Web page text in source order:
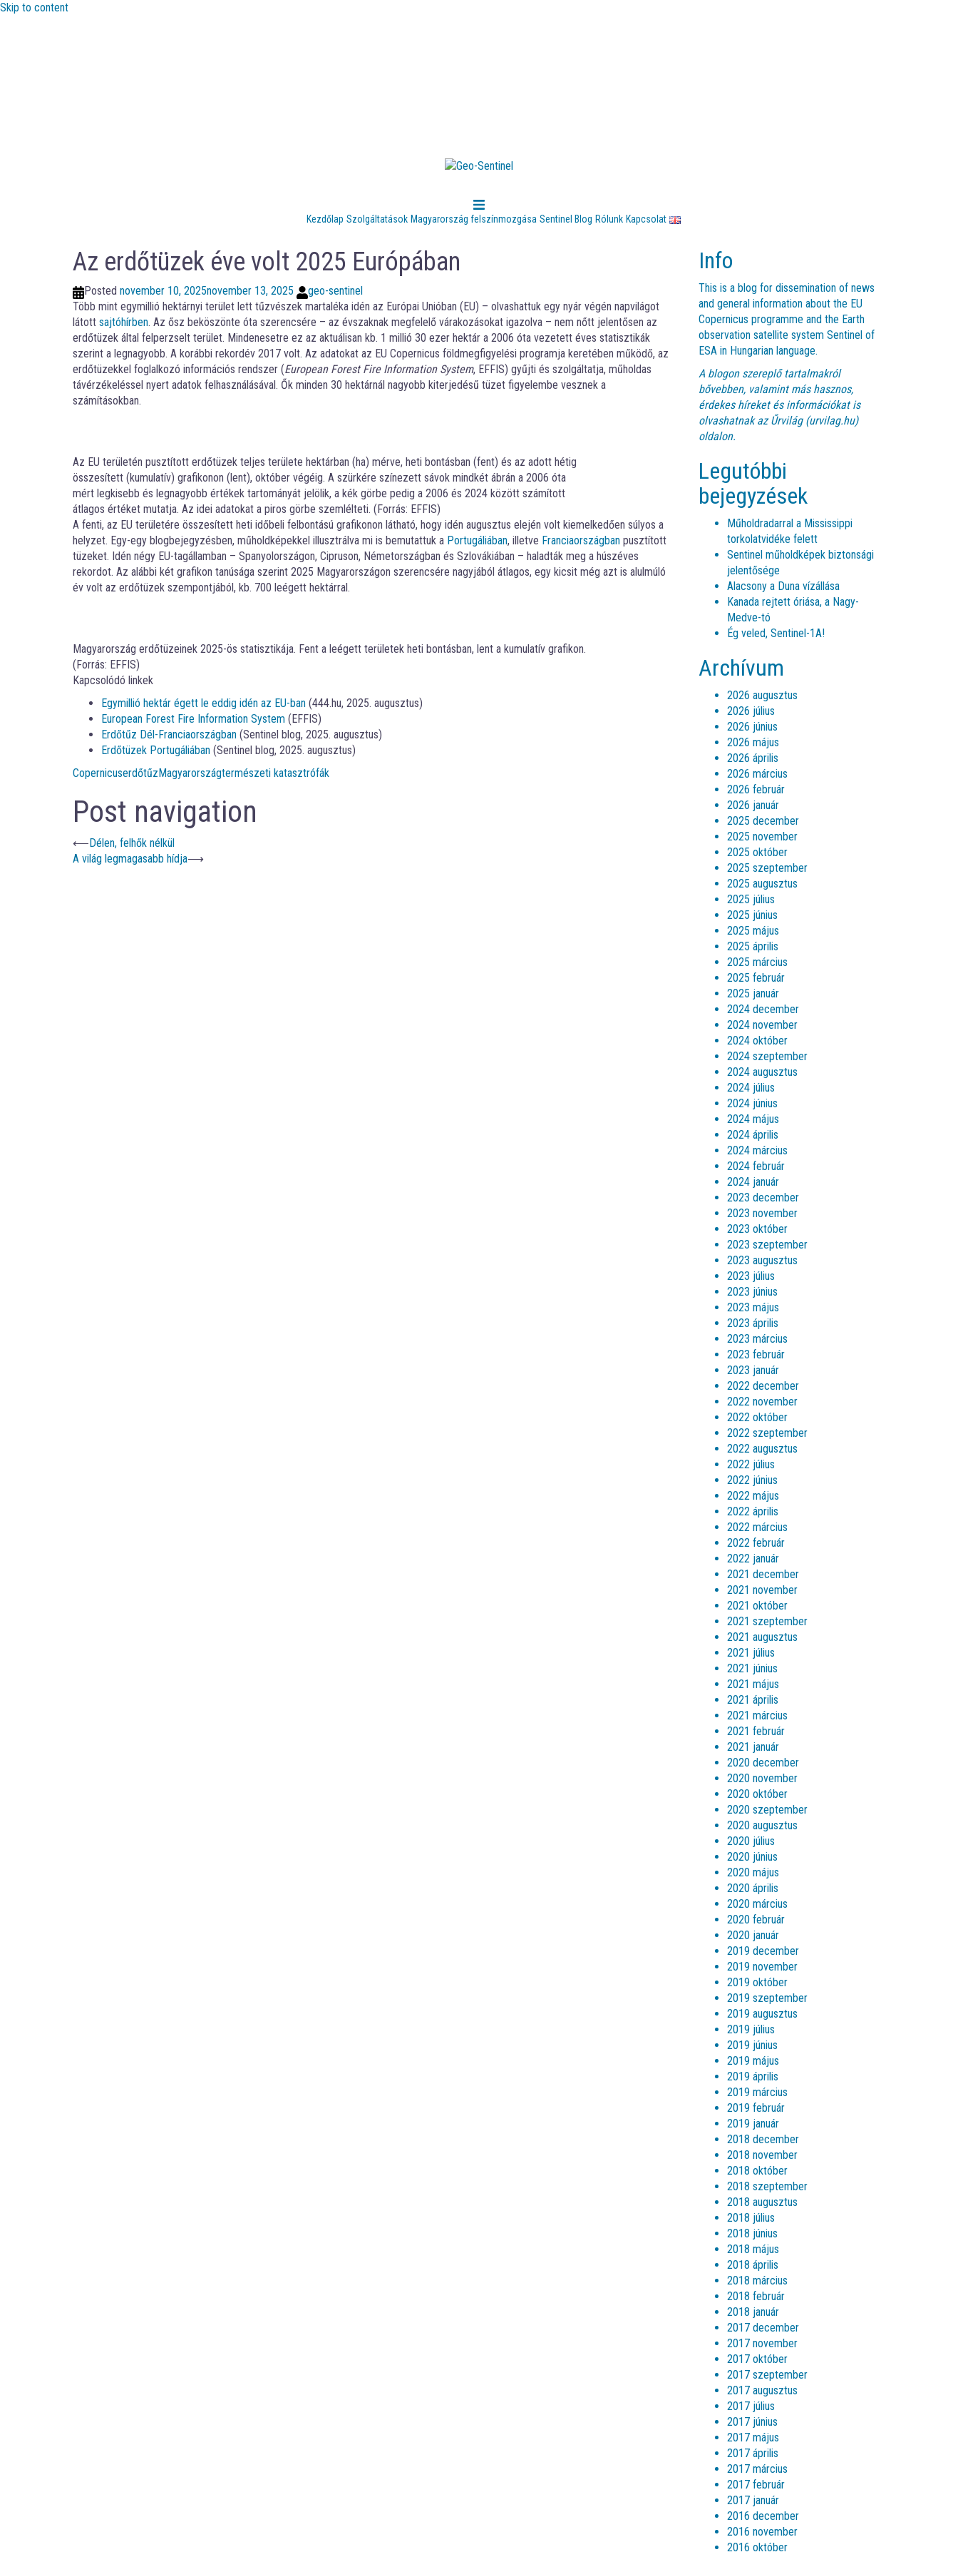
Skip to content
Kezdőlap Szolgáltatások Magyarország felszínmozgása Sentinel Blog Rólunk Kapcsolat
Az erdőtüzek éve volt 2025 Európában
Posted november 10, 2025november 13, 2025
geo-sentinel
Több mint egymillió hektárnyi terület lett tűzvészek martaléka idén az Európai Unióban (EU) – olvashattuk egy nyár végén napvilágot
látott sajtóhírben. Az ősz beköszönte óta szerencsére – az évszaknak megfelelő várakozásokat igazolva – nem nőtt jelentősen az
erdőtüzek által felperzselt terület. Mindenesetre ez az aktuálisan kb. 1 millió 30 ezer hektár a 2006 óta vezetett éves statisztikák
szerint a legnagyobb. A korábbi rekordév 2017 volt. Az adatokat az EU Copernicus földmegfigyelési programja keretében működő, az
erdőtüzekkel foglalkozó információs rendszer (European Forest Fire Information System, EFFIS) gyűjti és szolgáltatja, műholdas
távérzékeléssel nyert adatok felhasználásával. Ők minden 30 hektárnál nagyobb kiterjedésű tüzet figyelembe vesznek a
számításokban.
Az EU területén pusztított erdőtüzek teljes területe hektárban (ha) mérve, heti bontásban (fent) és az adott hétig
összesített (kumulatív) grafikonon (lent), október végéig. A szürkére színezett sávok mindkét ábrán a 2006 óta
mért legkisebb és legnagyobb értékek tartományát jelölik, a kék görbe pedig a 2006 és 2024 között számított
átlagos értéket mutatja. Az idei adatokat a piros görbe szemlélteti. (Forrás: EFFIS)
A fenti, az EU területére összesített heti időbeli felbontású grafikonon látható, hogy idén augusztus elején volt kiemelkedően súlyos a
helyzet. Egy-egy blogbejegyzésben, műholdképekkel illusztrálva mi is bemutattuk a Portugáliában, illetve Franciaországban pusztított
tüzeket. Idén négy EU-tagállamban – Spanyolországon, Cipruson, Németországban és Szlovákiában – haladták meg a húszéves
rekordot. Az alábbi két grafikon tanúsága szerint 2025 Magyarországon szerencsére nagyjából átlagos, egy kicsit még azt is alulmúló
év volt az erdőtüzek szempontjából, kb. 700 leégett hektárral.
Magyarország erdőtüzeinek 2025-ös statisztikája. Fent a leégett területek heti bontásban, lent a kumulatív grafikon.
(Forrás: EFFIS)
Kapcsolódó linkek
Egymillió hektár égett le eddig idén az EU-ban (444.hu, 2025. augusztus)
European Forest Fire Information System (EFFIS)
Erdőtűz Dél-Franciaországban (Sentinel blog, 2025. augusztus)
Erdőtüzek Portugáliában (Sentinel blog, 2025. augusztus)
CopernicuserdőtűzMagyarországtermészeti katasztrófák
Post navigation
⟵Délen, felhők nélkül
A világ legmagasabb hídja⟶
Info
This is a blog for dissemination of news
and general information about the EU
Copernicus programme and the Earth
observation satellite system Sentinel of
ESA in Hungarian language.
A blogon szereplő tartalmakról
bővebben, valamint más hasznos,
érdekes híreket és információkat is
olvashatnak azŰrvilág (urvilag.hu)
oldalon.
Legutóbbi
bejegyzések
Műholdradarral a Mississippi
torkolatvidéke felett
Sentinel műholdképek biztonsági
jelentősége
Alacsony a Duna vízállása
Kanada rejtett óriása, a Nagy-
Medve-tó
Ég veled, Sentinel-1A!
Archívum
2026 augusztus
2026 július
2026 június
2026 május
2026 április
2026 március
2026 február
2026 január
2025 december
2025 november
2025 október
2025 szeptember
2025 augusztus
2025 július
2025 június
2025 május
2025 április
2025 március
2025 február
2025 január
2024 december
2024 november
2024 október
2024 szeptember
2024 augusztus
2024 július
2024 június
2024 május
2024 április
2024 március
2024 február
2024 január
2023 december
2023 november
2023 október
2023 szeptember
2023 augusztus
2023 július
2023 június
2023 május
2023 április
2023 március
2023 február
2023 január
2022 december
2022 november
2022 október
2022 szeptember
2022 augusztus
2022 július
2022 június
2022 május
2022 április
2022 március
2022 február
2022 január
2021 december
2021 november
2021 október
2021 szeptember
2021 augusztus
2021 július
2021 június
2021 május
2021 április
2021 március
2021 február
2021 január
2020 december
2020 november
2020 október
2020 szeptember
2020 augusztus
2020 július
2020 június
2020 május
2020 április
2020 március
2020 február
2020 január
2019 december
2019 november
2019 október
2019 szeptember
2019 augusztus
2019 július
2019 június
2019 május
2019 április
2019 március
2019 február
2019 január
2018 december
2018 november
2018 október
2018 szeptember
2018 augusztus
2018 július
2018 június
2018 május
2018 április
2018 március
2018 február
2018 január
2017 december
2017 november
2017 október
2017 szeptember
2017 augusztus
2017 július
2017 június
2017 május
2017 április
2017 március
2017 február
2017 január
2016 december
2016 november
2016 október